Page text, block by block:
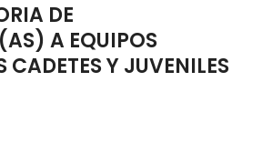
DE
A EQUIPOS
CADETES Y JUVENILES